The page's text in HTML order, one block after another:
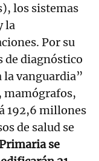
los sistemas
la
Por su
de diagnóstico
la vanguardia”
mamógrafos,
192,6 millones
de salud se
se